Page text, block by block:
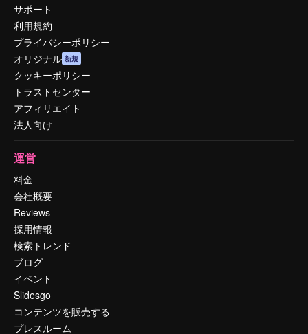
サポート
利用規約
プライバシーポリシー
オリジナル 新規
クッキーポリシー
トラストセンター
アフィリエイト
法人向け
運営
料金
会社概要
Reviews
採用情報
検索トレンド
ブログ
イベント
Slidesgo
コンテンツを販売する
プレスルーム